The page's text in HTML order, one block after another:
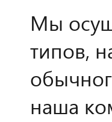
Мы
типов,
наша